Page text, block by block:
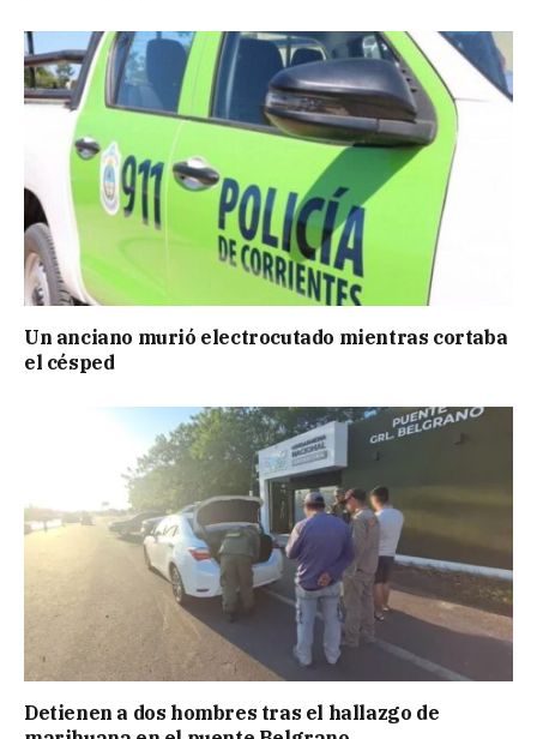
Un anciano murió electrocutado mientras cortaba
el césped
Detienen a dos hombres tras el hallazgo de